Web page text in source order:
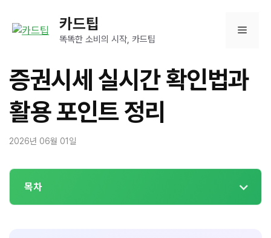
카드팁
똑똑한 소비의 시작, 카드팁
메
증권시세 실시간 확인법과
활용 포인트 정리
2026년 06월 01일
목차